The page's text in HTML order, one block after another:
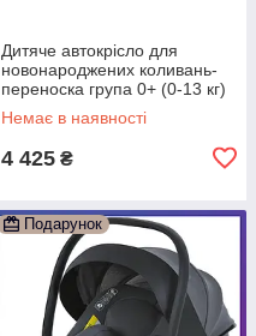
Дитяче автокрісло для
новонароджених коливань-
переноска група 0+ (0-13 кг)
El Camino i-FLOW ME 1198
Beige Бежевий
Немає в наявності
4 425 ₴
Подарунок